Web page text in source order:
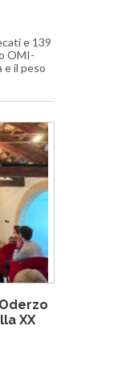
e 139
OMI-
e il peso
XX